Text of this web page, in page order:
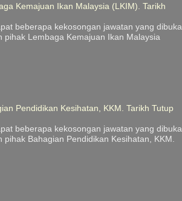
Kemajuan Ikan Malaysia (LKIM). Tarikh
beberapa kekosongan jawatan yang dibuka
pihak Lembaga Kemajuan Ikan Malaysia
Pendidikan Kesihatan, KKM. Tarikh Tutup
beberapa kekosongan jawatan yang dibuka
Bahagian Pendidikan Kesihatan, KKM.